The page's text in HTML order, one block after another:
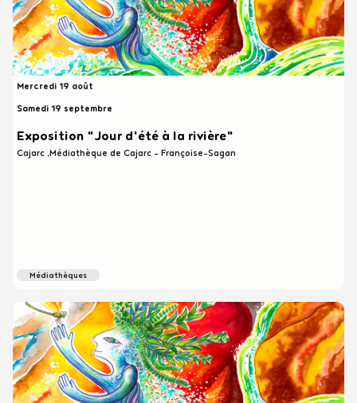
Exposition "Jour d'été à la rivière"
Mercredi 19 août
Samedi 19 septembre
Cajarc Médiathèque de Cajarc - Françoise-Sagan
médiathèques